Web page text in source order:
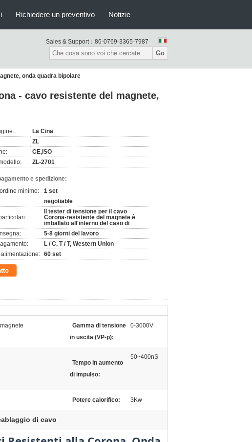
Richiedere un preventivo Notizie
Sales & Support： 86-0769-3365-7987
Go
onda quadra bipolare
- cavo resistente del magnete,
La Cina
ZL
CE,ISO
ZL-2701
e spedizione:
minimo:
1 set
negotiable
Il tester di tensione per il cavo
Corona-resistente del magnete è
imballato all'interno del caso di
5-8 giorni del lavoro
L / C, T / T, Western Union
60 set
Gamma di tensione
in uscita (VP-p):
0-3000V
Tempo in aumento
di impulso:
50~400nS
Potere calorifico: 3Kw
di cavo